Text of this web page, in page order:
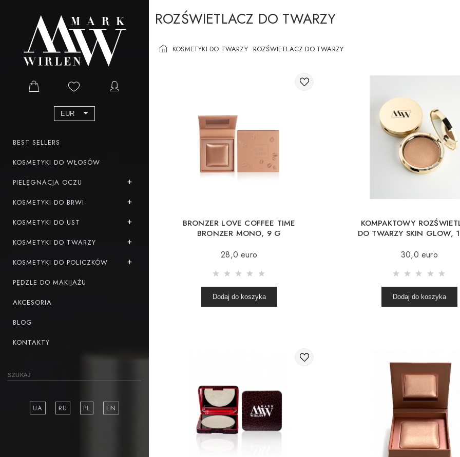
EUR
BEST SELLERS
KOSMETYKI DO WŁOSÓW
PIELĘGNACJA OCZU
KOSMETYKI DO BRWI
KOSMETYKI DO UST
KOSMETYKI DO TWARZY
KOSMETYKI DO POLICZKÓW
PĘDZLE DO MAKIJAŻU
AKCESORIA
BLOG
KONTAKTY
UA RU PL EN
ROZŚWIETLACZ DO TWARZY
KOSMETYKI DO TWARZY ROZŚWIETLACZ DO TWARZY
BRONZER LOVE COFFEE TIME
BRONZER MONO, 9 G
28,0 euro
Dodaj do koszyka
KOMPAKTOWY
DO TWARZY SKIN GLOW,
30,0 euro
Dodaj do koszyka